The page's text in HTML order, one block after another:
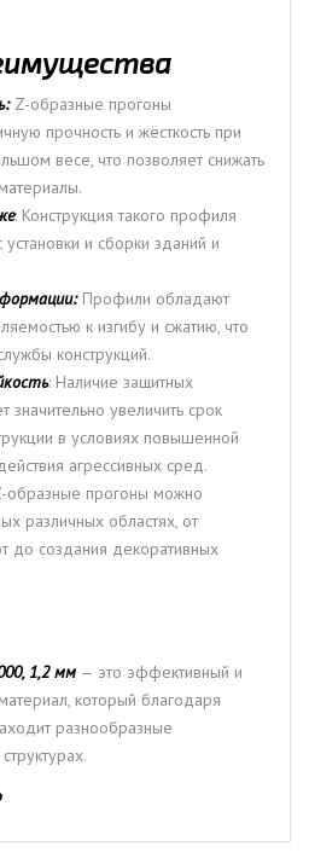
Z-образные прогоны
прочность и жёсткость при
весе, что позволяет снижать
: Конструкция такого профиля
и сборки зданий и
Профили обладают
к изгибу и сжатию, что
конструкций.
: Наличие защитных
значительно увеличить срок
в условиях повышенной
агрессивных сред.
образные прогоны можно
различных областях, от
до создания декоративных
1,2 мм — это эффективный и
который благодаря
разнообразные